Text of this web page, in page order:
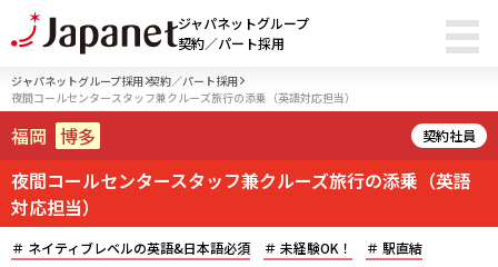
ジャパネットグループ
契約／パート採用
ジャパネットグループ採用 契約／パート採用
夜間コールセンタースタッフ兼クルーズ旅行の添乗（英語対応担当）
福岡 博多 契約社員
夜間コールセンタースタッフ兼クルーズ旅行の添乗（英語
対応担当）
ネイティブレベルの英語&日本語必須 未経験OK！ 駅直結